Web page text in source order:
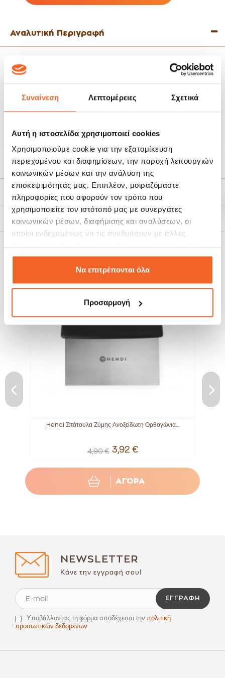
Συναίνεση Λεπτομέρειες Σχετικά
Αυτή η ιστοσελίδα χρησιμοποιεί cookies
Χρησιμοποιούμε cookie για την εξατομίκευση
περιεχομένου και διαφημίσεων, την παροχή λειτουργιών
κοινωνικών μέσων και την ανάλυση της
επισκεψιμότητάς μας. Επιπλέον, μοιραζόμαστε
πληροφορίες που αφορούν τον τρόπο που
χρησιμοποιείτε τον ιστότοπό μας με συνεργάτες
κοινωνικών μέσων, διαφήμισης και αναλύσεων, οι
οποίοι ενδεχομένως να τις συνδυάσουν με άλλες
έχουν συλλέξει σε σχέση με την από μέρους σας χρήση
των υπηρεσιών τους.Να επιτρέπονται όλα
Προσαρμογή
Αναλυτική Περιγραφή
Τριγωνική φόρμα 18 θέσεων.
Συνοδεύεται από πλάστη κατασκευασμένο από συμπαγές
Φόρμα είναι κατασκευασμένη από πρεσαριστό αλουμίνιο για
στη ζύμη.
σταθερότητα.
Διαστασεις Τορτέλι: 5,5 cm η κάθε πλευρά.
Κατασκευάζεται στην Ιταλία.
Χαρακτηριστικά
Τρόποι Αποστολής
Πολιτική Επιστροφών
ΣΧΕΤΙΚΆ ΠΡΟΪΌΝΤΑ
SALE!
Hendi Σπάτουλα Ζύμης Ανοξείδωτη Ορθογώνια...
4,90 € 3,92 €
ΑΓΟΡΑ
SALE!
NEWSLETTER
Κάνε την εγγραφή σου!
ΕΓΓΡΑΦΉ
Υποβάλλοντας τη φόρμα αποδέχεσαι την πολιτική
προσωπικών δεδομένων